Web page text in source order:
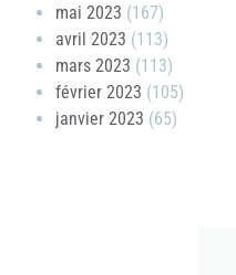
mai 2023 (167)
avril 2023 (113)
mars 2023 (113)
février 2023 (105)
janvier 2023 (65)